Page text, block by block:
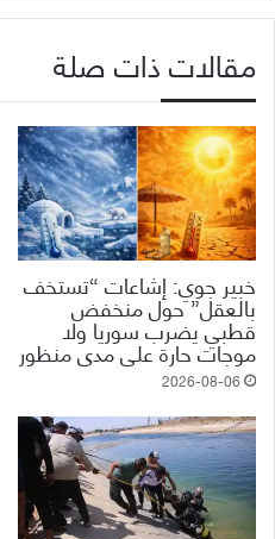
مقالات ذات صلة
خبير جوي: إشاعات “تستخف
بالعقل” حول منخفض
قطبي يضرب سوريا ولا
موجات حارة على مدى منظور
2026-08-06